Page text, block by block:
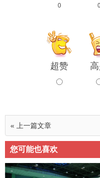
0
超赞
« 上一篇文章
您可能也喜欢